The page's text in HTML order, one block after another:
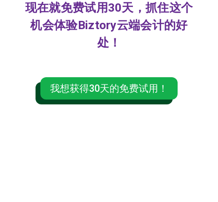
现在就免费试用30天，抓住这个
机会体验Biztory云端会计的好
处！
我想获得30天的免费试用！